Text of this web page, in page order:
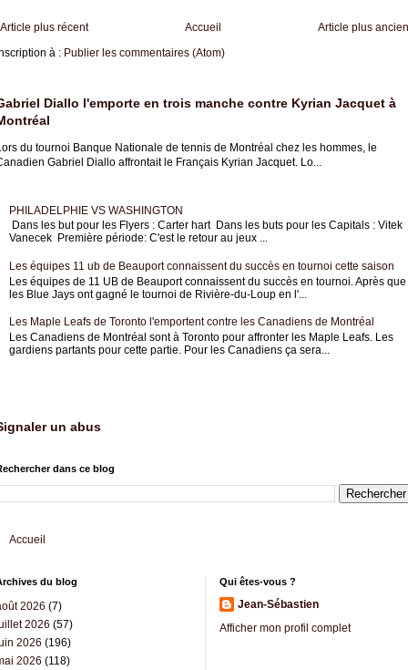
Article plus récent Article plus ancien
Accueil
à : Publier les commentaires (Atom)
Diallo l'emporte en trois manche contre Kyrian Jacquet à
du tournoi Banque Nationale de tennis de Montréal chez les hommes, le
Gabriel Diallo affrontait le Français Kyrian Jacquet. Lo...
PHILADELPHIE VS WASHINGTON
Dans les but pour les Flyers : Carter hart Dans les buts pour les Capitals : Vitek
Vanecek Première période: C'est le retour au jeux ...
Les équipes 11 ub de Beauport connaissent du succès en tournoi cette saison
Les équipes de 11 UB de Beauport connaissent du succès en tournoi. Après que
les Blue Jays ont gagné le tournoi de Rivière-du-Loup en l'...
Les Maple Leafs de Toronto l'emportent contre les Canadiens de Montréal
Les Canadiens de Montréal sont à Toronto pour affronter les Maple Leafs. Les
gardiens partants pour cette partie. Pour les Canadiens ça sera...
un abus
dans ce blog
Accueil
du blog
2026 (7)
2026 (57)
2026 (196)
2026 (118)
Qui êtes-vous ?
Jean-Sébastien
Afficher mon profil complet